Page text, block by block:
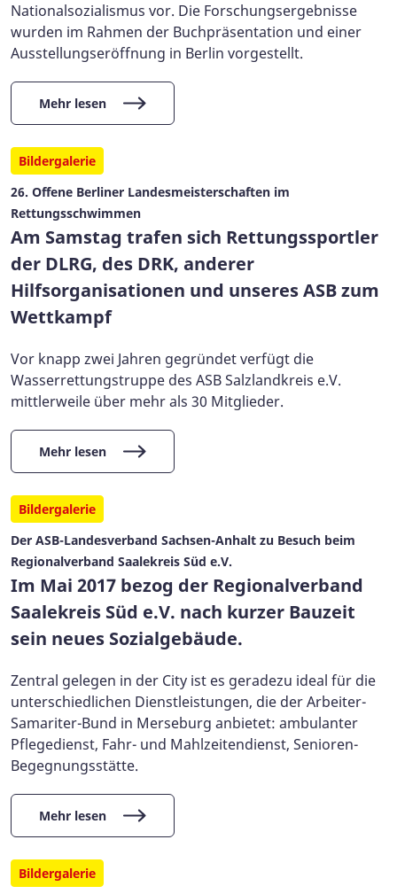
Nationalsozialismus vor. Die Forschungsergebnisse
wurden im Rahmen der Buchpräsentation und einer
Ausstellungseröffnung in Berlin vorgestellt.
Mehr lesen
Bildergalerie
26. Offene Berliner Landesmeisterschaften im
Rettungsschwimmen
Am Samstag trafen sich Rettungssportler
der DLRG, des DRK, anderer
Hilfsorganisationen und unseres ASB zum
Wettkampf
Vor knapp zwei Jahren gegründet verfügt die
Wasserrettungstruppe des ASB Salzlandkreis e.V.
mittlerweile über mehr als 30 Mitglieder.
Mehr lesen
Bildergalerie
Der ASB-Landesverband Sachsen-Anhalt zu Besuch beim
Regionalverband Saalekreis Süd e.V.
Im Mai 2017 bezog der Regionalverband
Saalekreis Süd e.V. nach kurzer Bauzeit
sein neues Sozialgebäude.
Zentral gelegen in der City ist es geradezu ideal für die
unterschiedlichen Dienstleistungen, die der Arbeiter-
Samariter-Bund in Merseburg anbietet: ambulanter
Pflegedienst, Fahr- und Mahlzeitendienst, Senioren-
Begegnungsstätte.
Mehr lesen
Bildergalerie